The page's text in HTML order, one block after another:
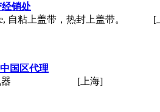
经销处
自粘上盖带，热封上盖带。
[
国区代理
[上海]